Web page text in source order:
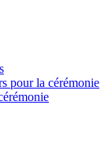
pour la cérémonie